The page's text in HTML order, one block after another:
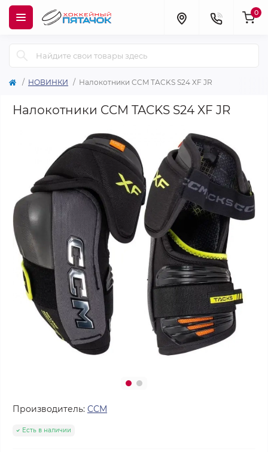
0
НОВИНКИ Налокотники CCM TACKS S24 XF JR
Налокотники CCM TACKS S24 XF JR
Производитель: CCM
Есть в наличии